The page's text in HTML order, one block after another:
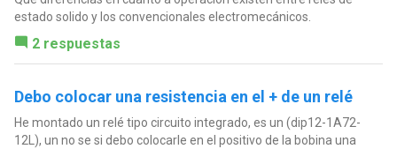
estado solido y los convencionales electromecánicos.
2 respuestas
Debo colocar una resistencia en el + de un relé
He montado un relé tipo circuito integrado, es un (dip12-1A72-
12L), un no se si debo colocarle en el positivo de la bobina una